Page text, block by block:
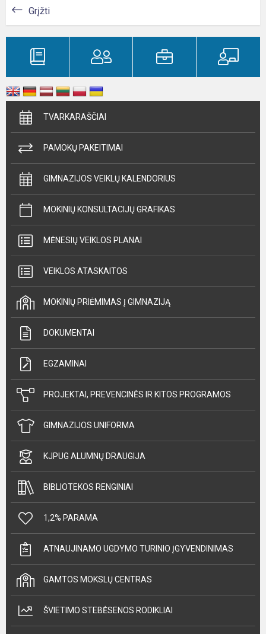
Grįžti
TVARKARAŠČIAI
PAMOKŲ PAKEITIMAI
GIMNAZIJOS VEIKLŲ KALENDORIUS
MOKINIŲ KONSULTACIJŲ GRAFIKAS
MĖNESIŲ VEIKLOS PLANAI
VEIKLOS ATASKAITOS
MOKINIŲ PRIĖMIMAS Į GIMNAZIJĄ
DOKUMENTAI
EGZAMINAI
PROJEKTAI, PREVENCINĖS IR KITOS PROGRAMOS
GIMNAZIJOS UNIFORMA
KJPUG ALUMNŲ DRAUGIJA
BIBLIOTEKOS RENGINIAI
1,2% PARAMA
ATNAUJINAMO UGDYMO TURINIO ĮGYVENDINIMAS
GAMTOS MOKSLŲ CENTRAS
ŠVIETIMO STEBĖSENOS RODIKLIAI